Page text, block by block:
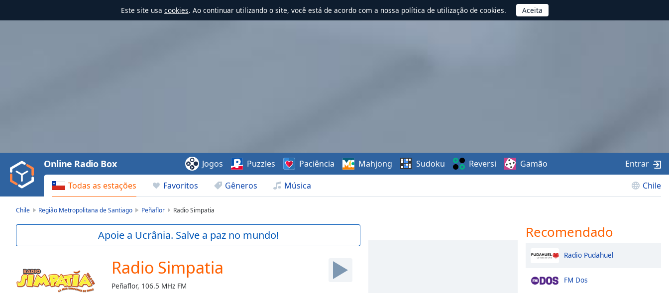
Este site usa cookies. Ao continuar utilizando o site, você está de acordo com a nossa política de utilização de cookies.
Video
Play
Backward
Skip
Current
Loaded:
0.00%
Todas as estações Favoritos Gêneros Música Chile
Online Radio Box Jogos Puzzles Paciência Mahjong Sudoku Reversi Gamão Entrar
Chile Região Metropolitana de Santiago Peñaflor Radio Simpatia
Apoie a Ucrânia. Salve a paz no mundo!
Radio Simpatia
Peñaflor, 106.5 MHz FM
Recomendado
Radio Pudahuel
FM Dos